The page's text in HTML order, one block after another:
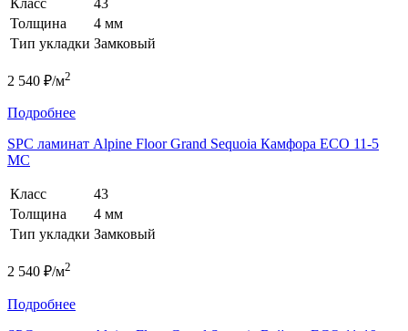
Класс
43
Толщина
4 мм
Тип укладки Замковый
2 540 ₽/м2
Подробнее
SPC ламинат Alpine Floor Grand Sequoia Камфора ECO 11-5
MC
Класс
43
Толщина
4 мм
Тип укладки Замковый
2 540 ₽/м2
Подробнее